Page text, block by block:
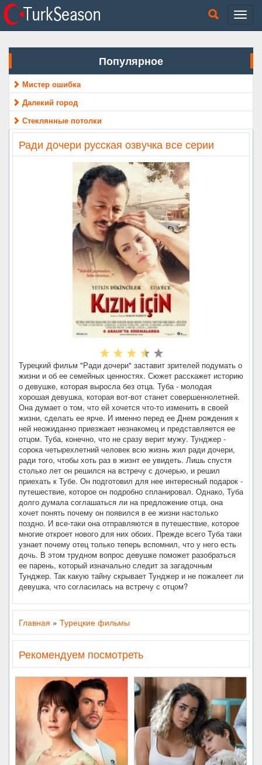
Популярное
Мистер ошибка
Далекий город
Стеклянные потолки
Ради дочери русская озвучка все серии
Турецкий фильм "Ради дочери" заставит зрителей подумать о
жизни и об ее семейных ценностях. Сюжет расскажет историю
о девушке, которая выросла без отца. Туба - молодая
хорошая девушка, которая вот-вот станет совершеннолетней.
Она думает о том, что ей хочется что-то изменить в своей
жизни, сделать ее ярче. И именно перед ее Днем рождения к
ней неожиданно приезжает незнакомец и представляется ее
отцом. Туба, конечно, что не сразу верит мужу. Тунджер -
сорока четырехлетний человек всю жизнь жил ради дочери,
ради того, чтобы хоть раз в жизнт ее увидеть. Лишь спустя
столько лет он решился на встречу с дочерью, и решил
приехать к Тубе. Он подготовил для нее интересный подарок -
путешествие, которое он подробно спланировал. Однако, Туба
долго думала соглашаться ли на предложение отца, она
хочет понять почему он появился в ее жизни настолько
поздно. И все-таки она отправляются в путешествие, которое
многие откроет нового для них обоих. Прежде всего Туба таки
узнает почему отец только теперь вспомнил, что у него есть
дочь. В этом трудном вопрос девушке поможет разобраться
ее парень, который изначально следит за загадочным
Тунджер. Так какую тайну скрывает Тунджер и не пожалеет ли
девушка, что согласилась на встречу с отцом?
Главная » Турецкие фильмы
Рекомендуем посмотреть